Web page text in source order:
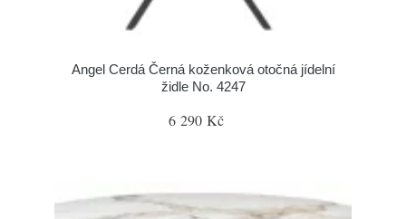
Angel Cerdá Černá koženková otočná jídelní
židle No. 4247
6 290 Kč